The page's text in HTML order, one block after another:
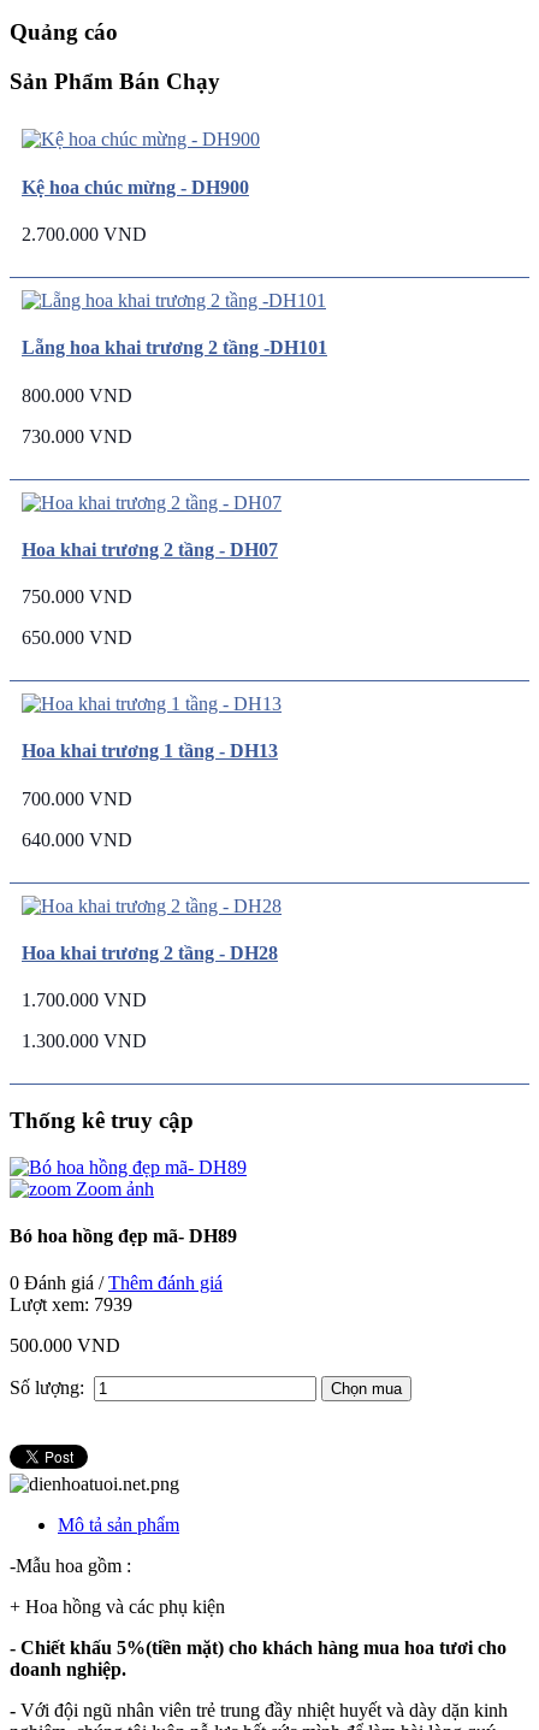
Quảng cáo
Sản Phẩm Bán Chạy
Kệ hoa chúc mừng - DH900
2.700.000 VND
Lẵng hoa khai trương 2 tầng -DH101
800.000 VND
730.000 VND
Hoa khai trương 2 tầng - DH07
750.000 VND
650.000 VND
Hoa khai trương 1 tầng - DH13
700.000 VND
640.000 VND
Hoa khai trương 2 tầng - DH28
1.700.000 VND
1.300.000 VND
Thống kê truy cập
Zoom ảnh
Bó hoa hồng đẹp mã- DH89
0 Đánh giá /Thêm đánh giá
Lượt xem: 7939
500.000 VND
Số lượng:
Mô tả sản phẩm
-Mẫu hoa gồm :
+ Hoa hồng và các phụ kiện
- Chiết khấu 5%(tiền mặt) cho khách hàng mua hoa tươi cho
doanh nghiệp.
- Với đội ngũ nhân viên trẻ trung đầy nhiệt huyết và dày dặn kinh